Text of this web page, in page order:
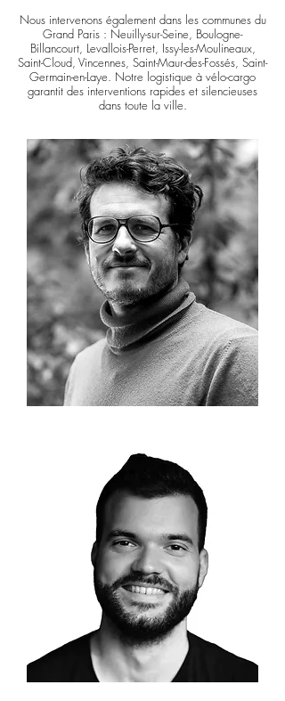
Nous intervenons également dans les communes du
Grand Paris : Neuilly-sur-Seine, Boulogne-
Billancourt, Levallois-Perret, Issy-les-Moulineaux,
Saint-Cloud, Vincennes, Saint-Maur-des-Fossés, Saint-
Germain-en-Laye. Notre logistique à vélo-cargo
garantit des interventions rapides et silencieuses
dans toute la ville.